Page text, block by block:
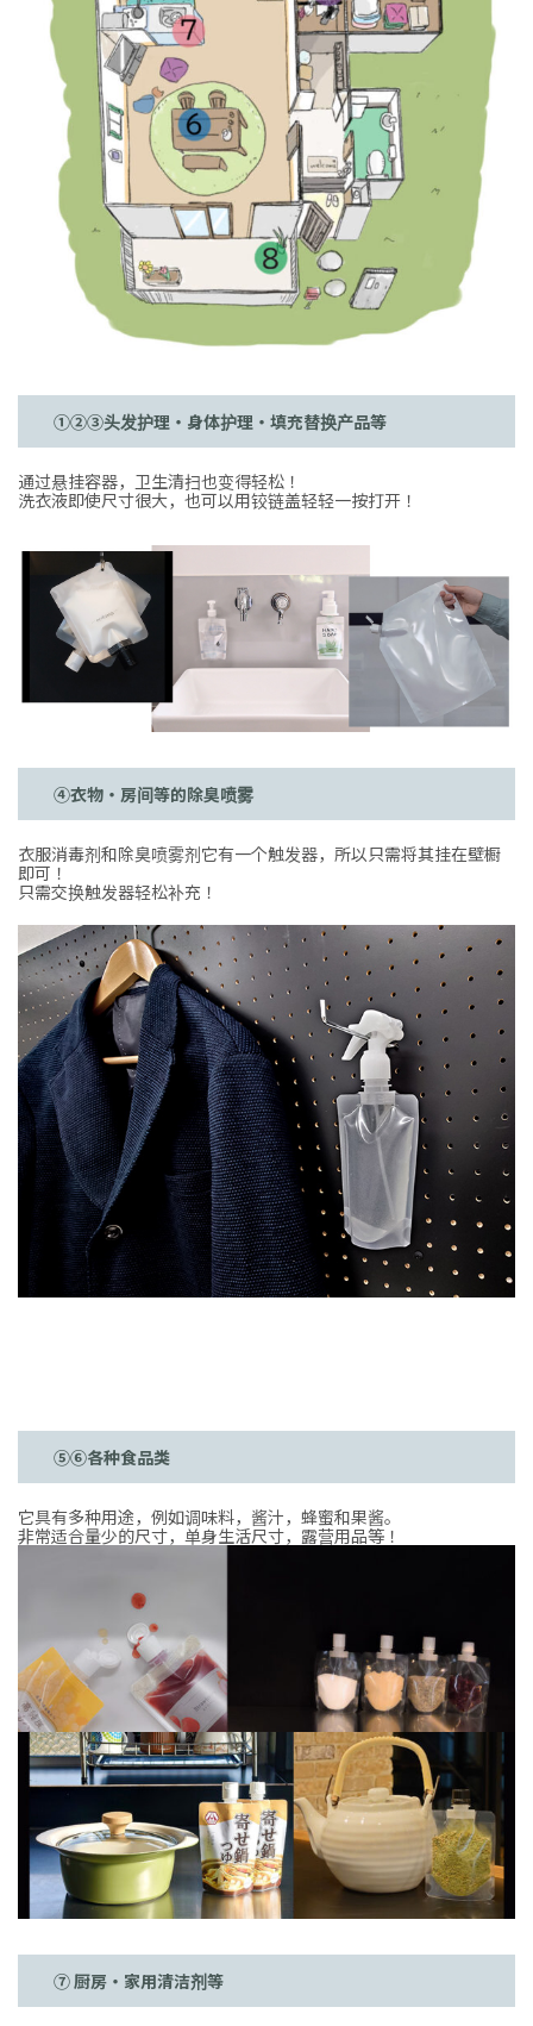
①②③头发护理・身体护理・填充替换产品等
通过悬挂容器，卫生清扫也变得轻松！
洗衣液即使尺寸很大，也可以用铰链盖轻轻一按打开！
④衣物・房间等的除臭喷雾
衣服消毒剂和除臭喷雾剂它有一个触发器，所以只需将其挂在壁橱
即可！
只需交换触发器轻松补充！
⑤⑥各种食品类
它具有多种用途，例如调味料，酱汁，蜂蜜和果酱。
非常适合量少的尺寸，单身生活尺寸，露营用品等！
⑦ 厨房・家用清洁剂等